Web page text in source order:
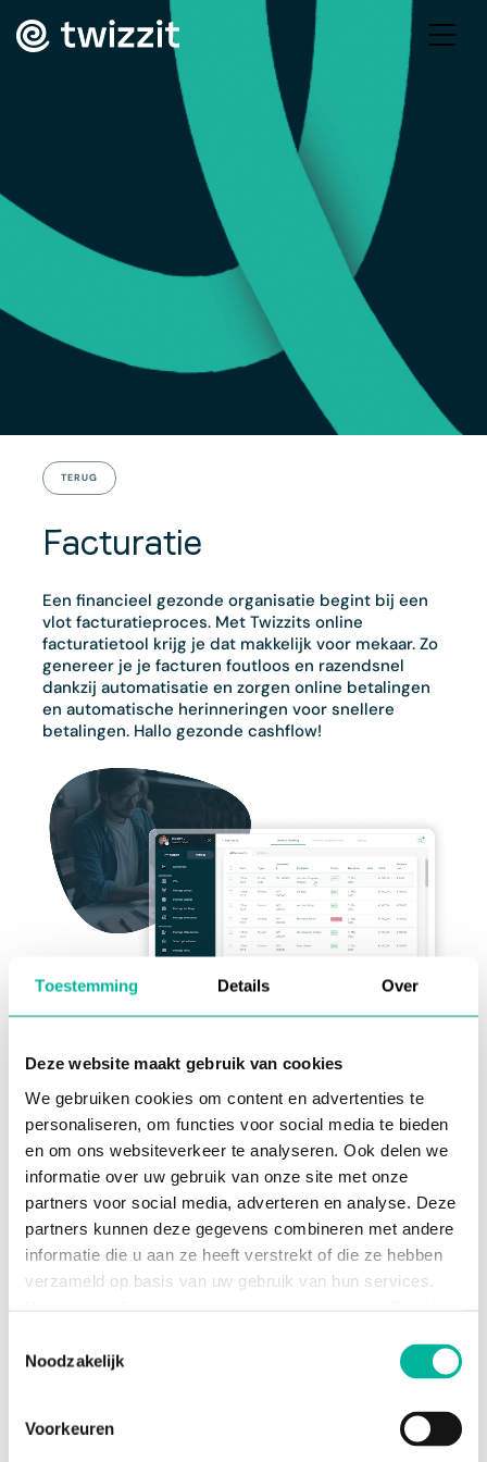
Toestemming Details Over
Deze website maakt gebruik van cookies
We gebruiken cookies om content en advertenties te
personaliseren, om functies voor social media te bieden
en om ons websiteverkeer te analyseren. Ook delen we
informatie over uw gebruik van onze site met onze
partners voor social media, adverteren en analyse. Deze
partners kunnen deze gegevens combineren met andere
informatie die u aan ze heeft verstrekt of die ze hebben
verzameld op basis van uw gebruik van hun services.
functioneren van de website en kunnen niet worden
geweigerd; hierover bestaat enkel een informatieplicht. U
Noodzakelijk
Voorkeuren
TERUG
Facturatie
Een financieel gezonde organisatie begint bij een
vlot facturatieproces. Met Twizzits online
facturatietool krijg je dat makkelijk voor mekaar. Zo
genereer je je facturen foutloos en razendsnel
dankzij automatisatie en zorgen online betalingen
en automatische herinneringen voor snellere
betalingen. Hallo gezonde cashflow!
volgens het facturatiemodel van jouw
organisatie en genereer honderden facturen
Communiceerfacturen in één klik met je
ledenvia de app.
Activeer online betalingenen laat facturen
automatisch opvolgen en afpunten.
Automatiseer betalingsherinneringenzodat
je ook daaraan niet meer hoeft te denken.
Corrigeer foutenin verstuurde facturen op
een boekhoudkundig correcte maniervia
overzichtelijk factuurbeheer.
Exporteer